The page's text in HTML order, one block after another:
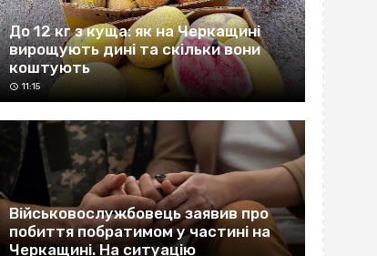
До 12 кг з куща: як на Черкащині
вирощують дині та скільки вони
коштують
11:15
Військовослужбовець заявив про
побиття побратимом у частині на
Черкащині. На ситуацію